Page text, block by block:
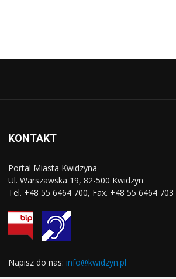
KONTAKT
Portal Miasta Kwidzyna
Ul. Warszawska 19, 82-500 Kwidzyn
Tel. +48 55 6464 700, Fax. +48 55 6464 703
Napisz do nas: info@kwidzyn.pl